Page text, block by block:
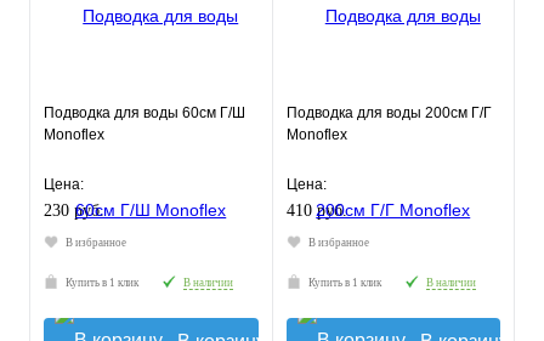
Подводка для воды 60см Г/Ш
Monoflex
Цена:
230 руб.
В избранное
Купить в 1 клик В наличии
Подводка для воды 200см Г/Г
Monoflex
Цена:
410 руб.
В избранное
Купить в 1 клик В наличии